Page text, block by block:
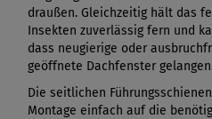
draußen. Gleichzeitig hält das
Insekten zuverlässig fern und
dass neugierige oder
geöffnete Dachfenster
Die seitlichen
Montage einfach auf die